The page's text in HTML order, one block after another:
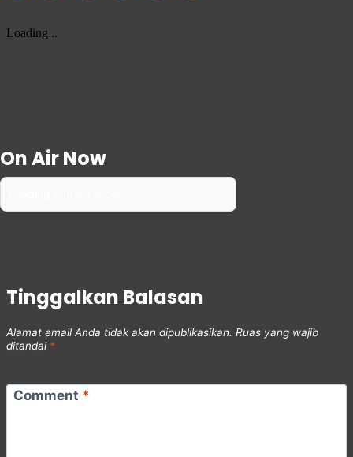
On Air Now
Tinggalkan Balasan
Alamat email Anda tidak akan dipublikasikan. Ruas yang wajib
ditandai *
Comment *